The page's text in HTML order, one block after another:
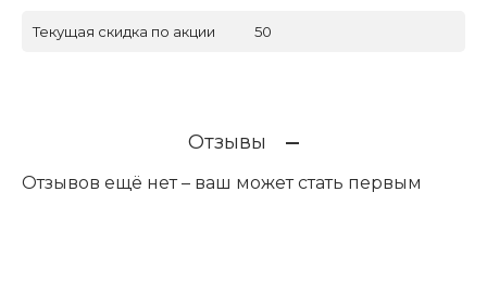
Текущая скидка по акции 50
Отзывы
Отзывов ещё нет – ваш может стать первым